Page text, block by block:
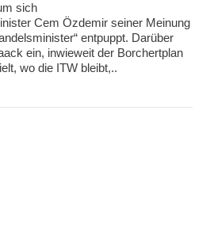
sich
Cem Özdemir seiner Meinung
entpuppt. Darüber
ein, inwieweit der Borchertplan
wo die ITW bleibt,..